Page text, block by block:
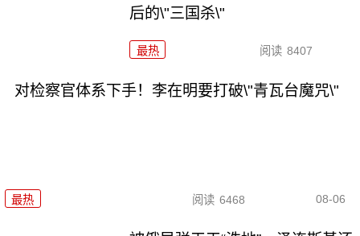
后的\"三国杀\"
最热 阅读 8407
对检察官体系下手！李在明要打破\"青瓦台魔咒\"
最热 阅读 6468 08-06